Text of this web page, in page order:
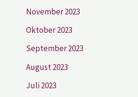
November 2023
Oktober 2023
September 2023
August 2023
Juli 2023